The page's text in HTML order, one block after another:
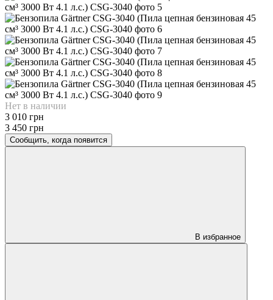
Нет в наличии
3 010 грн
3 450 грн
Сообщить, когда появится
В избранное